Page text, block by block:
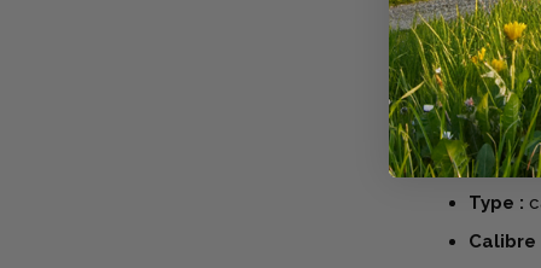
Marque
Type :
Calibre